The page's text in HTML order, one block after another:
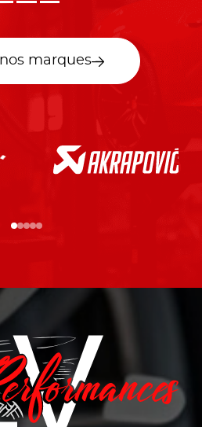
nos marques